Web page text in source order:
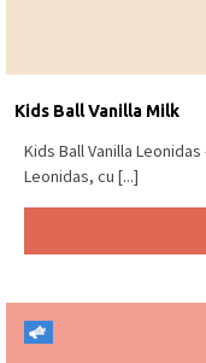
Kids Ball Vanilla Milk
Kids Ball Vanilla
Leonidas, cu [...]